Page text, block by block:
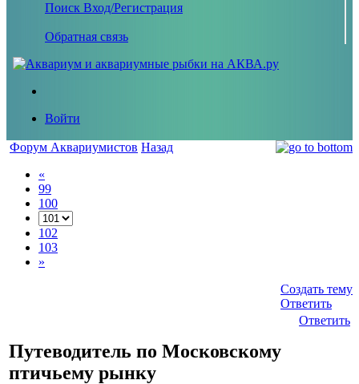
Поиск Вход/Регистрация
Обратная связь
Войти
Форум Аквариумистов Назад
«
99
100
102
103
»
Создать тему
Ответить
Ответить
Путеводитель по Московскому
птичьему рынку